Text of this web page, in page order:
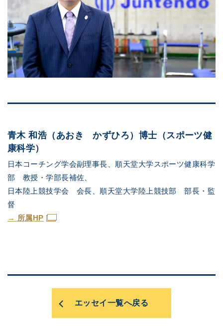
青木 和浩（あおき かずひろ）博士（スポーツ健
康科学）
日本コーチング学会副理事長、順天堂大学スポーツ健康科学
部 教授・学部長補佐、
日本陸上競技学会 会長、順天堂大学陸上競技部 部長・監
督
→ 所属HP
エッセイ一覧へ戻る